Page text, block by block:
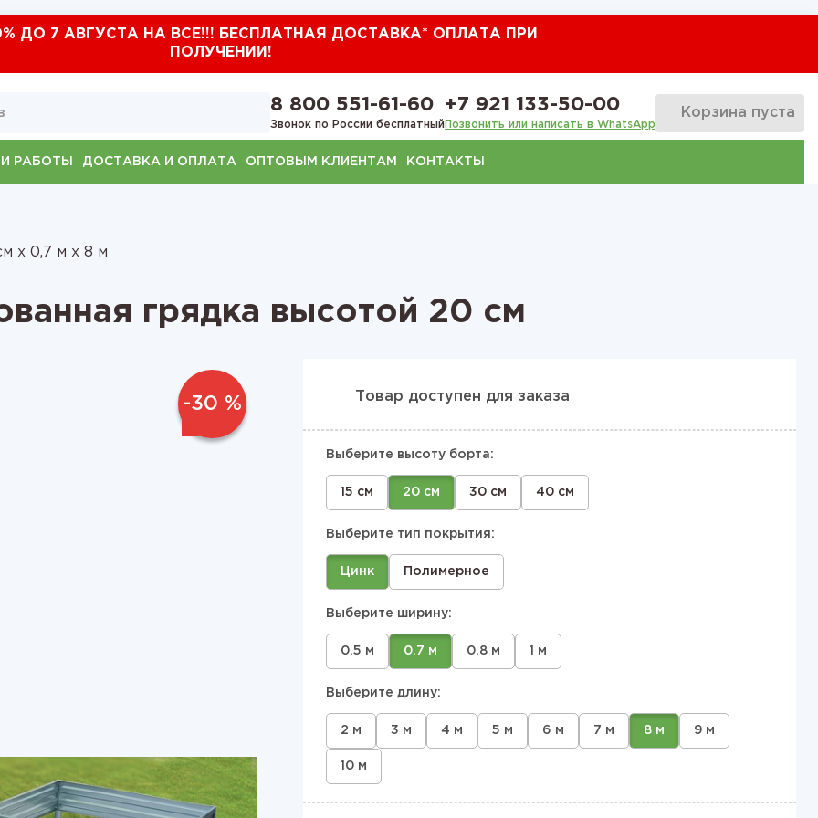
ДО 7 АВГУСТА НА ВСЕ!!! БЕСПЛАТНАЯ ДОСТАВКА* ОПЛАТА ПРИ
ПОЛУЧЕНИИ!
8 800 551-61-60
Звонок по России бесплатный
+7 921 133-50-00
Позвонить или написать в WhatsApp
Корзина пуста
РАБОТЫ ДОСТАВКА И ОПЛАТА ОПТОВЫМ КЛИЕНТАМ КОНТАКТЫ
х 0,7 м х 8 м
грядка высотой 20 см
-30 % Товар доступен для заказа
Выберите высоту борта:
15 см 20 см 30 см 40 см
Выберите тип покрытия:
Цинк Полимерное
Выберите ширину:
0.5 м 0.7 м 0.8 м 1 м
Выберите длину:
2 м 3 м 4 м 5 м 6 м 7 м 8 м 9 м
10 м